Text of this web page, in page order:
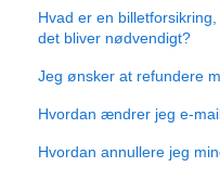
Hvad er en
det bliver nødvendigt?
Jeg ønsker at refundere
Hvordan ændrer jeg e-
Hvordan annullere jeg